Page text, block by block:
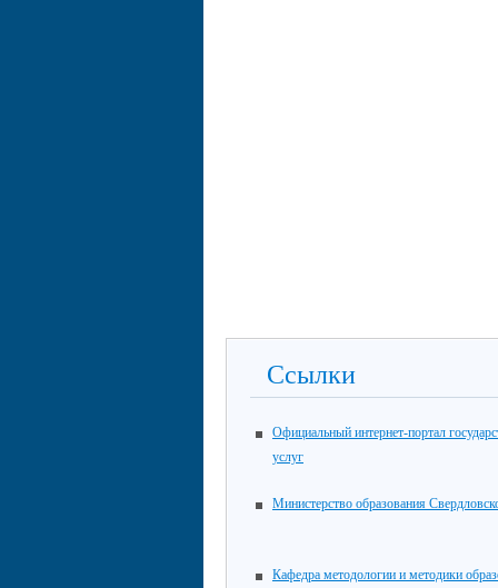
Ссылки
Официальный интернет-портал
услуг
Министерство образования
Кафедра методологии и методики